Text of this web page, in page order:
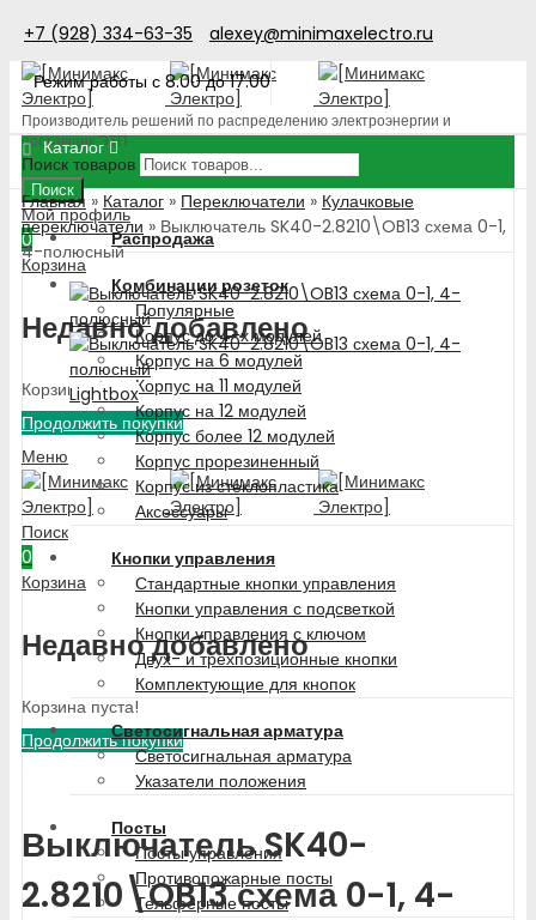
+7 (928) 334-63-35
alexey@minimaxelectro.ru
Режим работы с 8.00 до 17.00
Производитель решений по распределению электроэнергии и
поставщик ЭТП
Поиск товаров
Поиск
Мой профиль
0
Корзина
Недавно добавлено
Корзина пуста!
Продолжить покупки
Меню
Поиск
0
Корзина
Недавно добавлено
Корзина пуста!
Продолжить покупки
Каталог
Распродажа
Комбинации розеток
Популярные
Корпус до 4-х модулей
Корпус на 6 модулей
Корпус на 11 модулей
Корпус на 12 модулей
Корпус более 12 модулей
Корпус прорезиненный
Корпус из стеклопластика
Аксессуары
Кнопки управления
Стандартные кнопки управления
Кнопки управления с подсветкой
Кнопки управления с ключом
Двух- и трехпозиционные кнопки
Комплектующие для кнопок
Светосигнальная арматура
Светосигнальная арматура
Указатели положения
Посты
Посты управления
Противопожарные посты
Тельферные посты
Главная » Каталог » Переключатели » Кулачковые
переключатели » Выключатель SK40-2.8210\OB13 схема 0-1,
4-полюсный
Lightbox
Выключатель SK40-
2.8210\OB13 схема 0-1, 4-